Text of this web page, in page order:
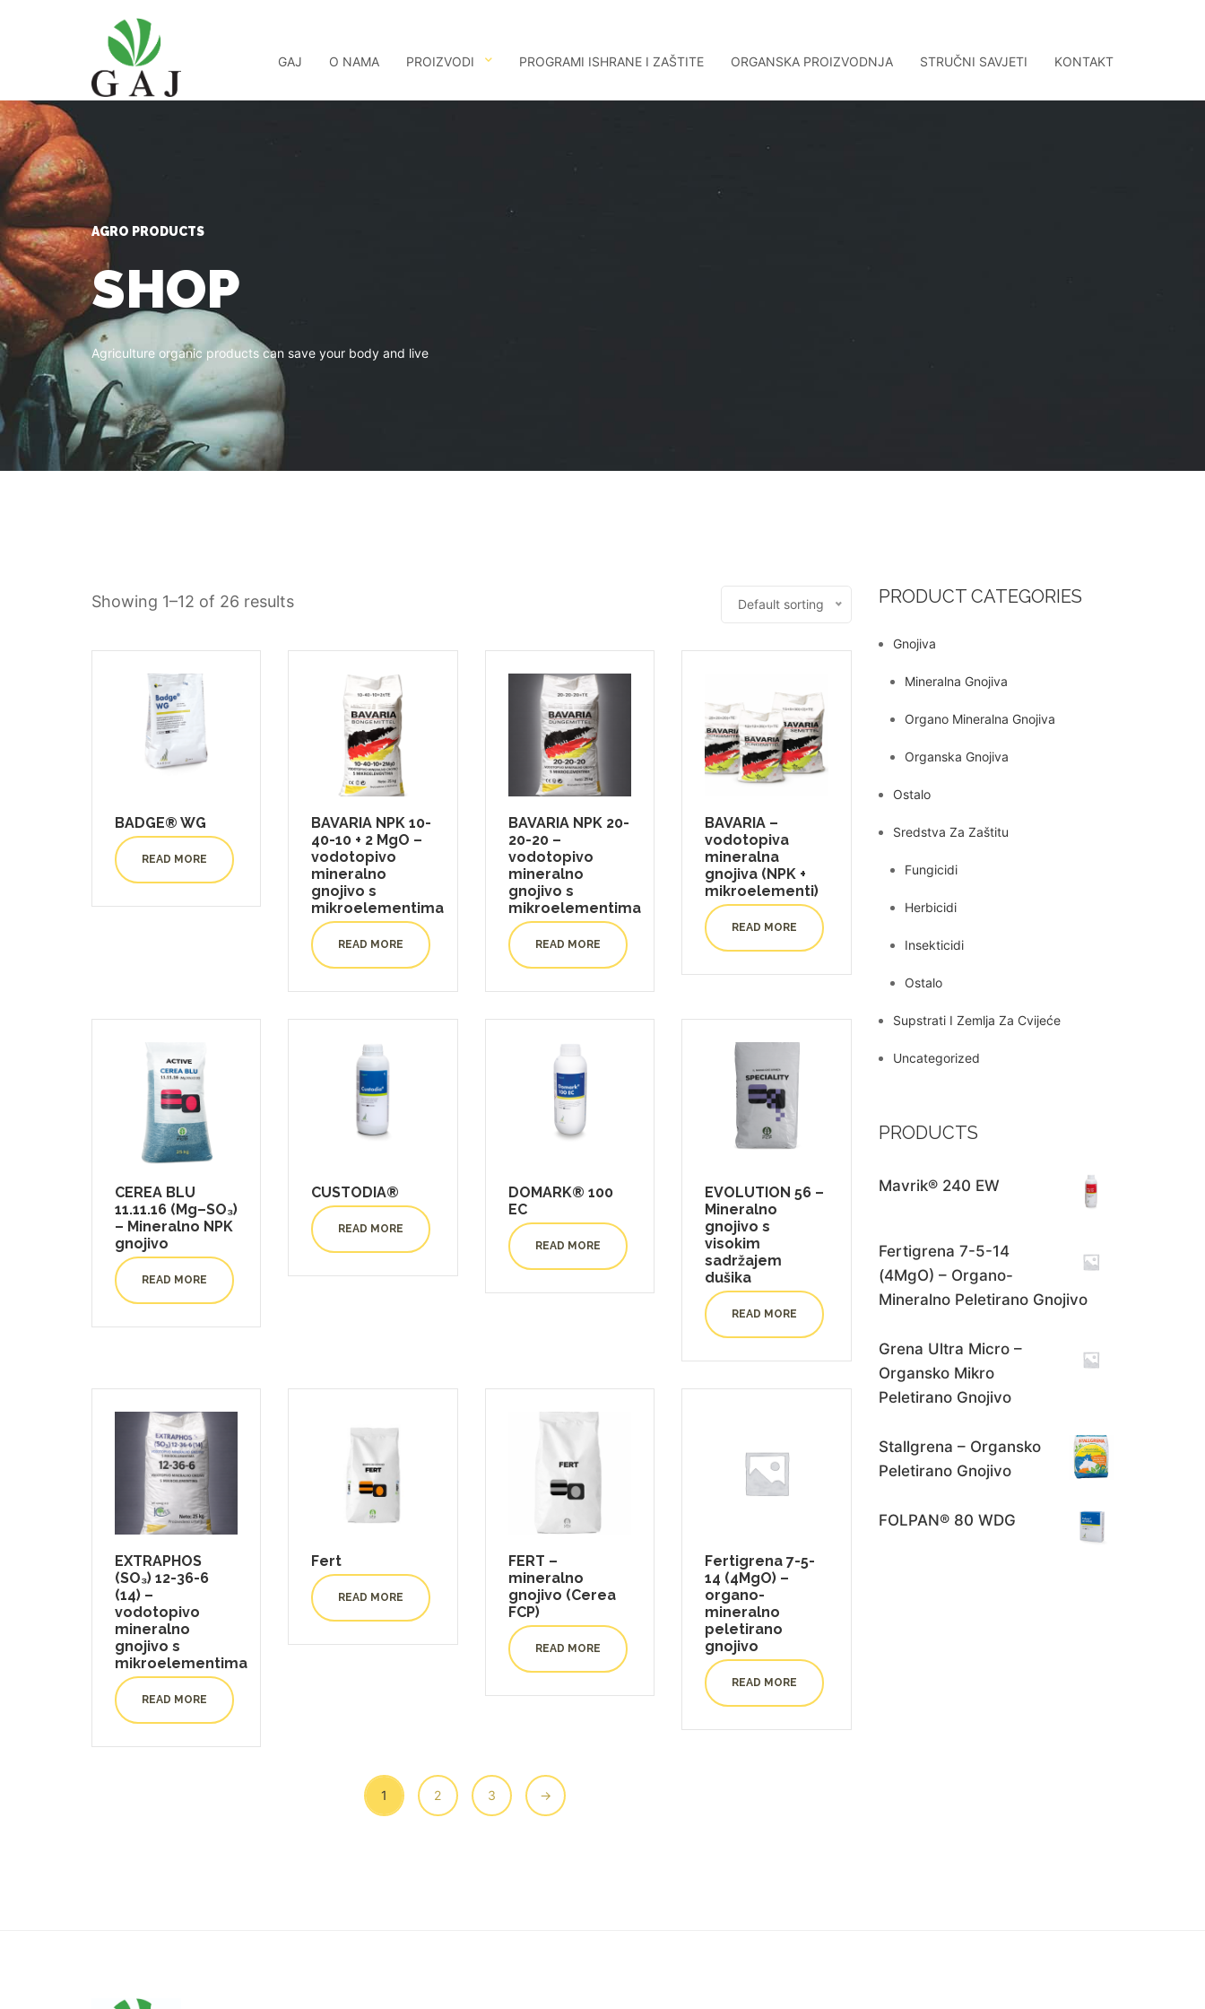
GAJ O NAMA PROIZVODI PROGRAMI ISHRANE I ZAŠTITE ORGANSKA PROIZVODNJA STRUČNI SAVJETI KONTAKT
AGRO PRODUCTS
SHOP
Agriculture organic products can save your body and live
Showing 1–12 of 26 results Default sorting
BADGE® WG
READ MORE
BAVARIA NPK 10-
40-10 + 2 MgO –
vodotopivo
mineralno
gnojivo s
mikroelementima
READ MORE
BAVARIA NPK 20-
20-20 –
vodotopivo
mineralno
gnojivo s
mikroelementima
READ MORE
BAVARIA –
vodotopiva
mineralna
gnojiva (NPK +
mikroelementi)
READ MORE
CEREA BLU
11.11.16 (Mg–SO₃)
– Mineralno NPK
gnojivo
READ MORE
CUSTODIA®
READ MORE
DOMARK® 100
EC
READ MORE
EVOLUTION 56 –
Mineralno
gnojivo s
visokim
sadržajem
dušika
READ MORE
EXTRAPHOS
(SO₃) 12-36-6
(14) –
vodotopivo
mineralno
gnojivo s
mikroelementima
READ MORE
Fert
READ MORE
FERT –
mineralno
gnojivo (Cerea
FCP)
READ MORE
Fertigrena 7-5-
14 (4MgO) –
organo-
mineralno
peletirano
gnojivo
READ MORE
1 2 3 →
PRODUCT CATEGORIES
Gnojiva
Mineralna Gnojiva
Organo Mineralna Gnojiva
Organska Gnojiva
Ostalo
Sredstva Za Zaštitu
Fungicidi
Herbicidi
Insekticidi
Ostalo
Supstrati I Zemlja Za Cvijeće
Uncategorized
PRODUCTS
Mavrik® 240 EW
Fertigrena 7-5-14
(4MgO) – Organo-
Mineralno Peletirano Gnojivo
Grena Ultra Micro –
Organsko Mikro
Peletirano Gnojivo
Stallgrena – Organsko
Peletirano Gnojivo
FOLPAN® 80 WDG